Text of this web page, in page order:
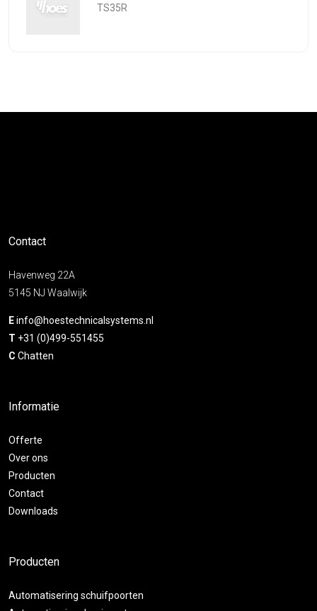
TS35R
Contact
Havenweg 22A
5145 NJ Waalwijk
Einfo@hoestechnicalsystems.nl
T +31 (0)499-551455
C Chatten
Informatie
Offerte
Over ons
Producten
Contact
Downloads
Producten
Automatisering schuifpoorten